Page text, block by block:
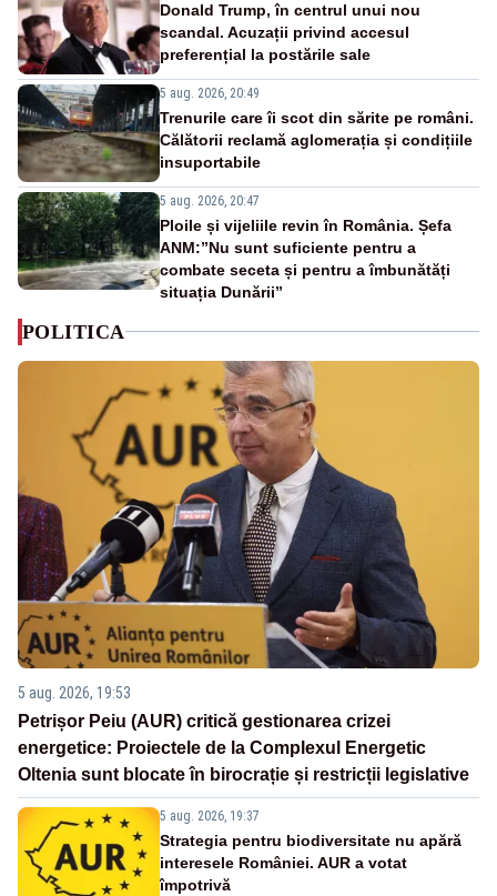
Donald Trump, în centrul unui nou
scandal. Acuzații privind accesul
preferențial la postările sale
5 aug. 2026, 20:49
Trenurile care îi scot din sărite pe români.
Călătorii reclamă aglomerația și condițiile
insuportabile
5 aug. 2026, 20:47
Ploile și vijeliile revin în România. Șefa
ANM:”Nu sunt suficiente pentru a
combate seceta și pentru a îmbunătăți
situația Dunării”
POLITICA
5 aug. 2026, 19:53
Petrișor Peiu (AUR) critică gestionarea crizei
energetice: Proiectele de la Complexul Energetic
Oltenia sunt blocate în birocrație și restricții legislative
5 aug. 2026, 19:37
Strategia pentru biodiversitate nu apără
interesele României. AUR a votat
împotrivă